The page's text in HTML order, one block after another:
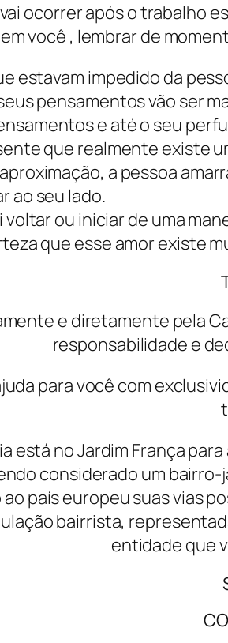
ocorrer após o trabalho
você , lembrar de
estavam impedido da
pensamentos vão ser
e até o seu
que realmente existe
a pessoa
ao seu lado.
ou iniciar de uma
que esse amor existe
e diretamente pela
responsabilidade e
para você com
está no Jardim França
considerado um
país europeu suas vias
bairrista,
entidade que